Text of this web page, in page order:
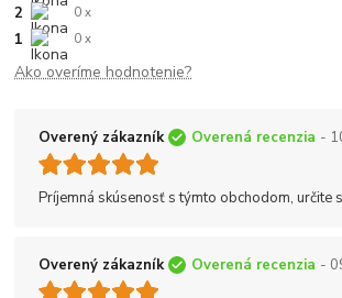
2 0 x
1 0 x
Ako overíme hodnotenie?
Overený zákazník Overená recenzia -
Príjemná skúsenosť s týmto obchodom, určite
Overený zákazník Overená recenzia -